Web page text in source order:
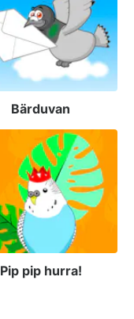
Bärduvan
Pip pip hurra!